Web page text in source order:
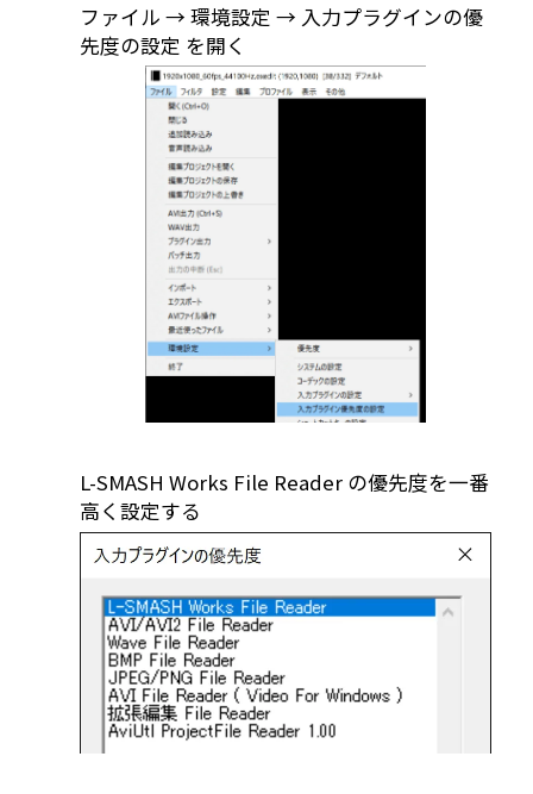
ファイル → 環境設定 → 入力プラグインの優
先度の設定 を開く
L-SMASH Works File Reader の優先度を一番
高く設定する